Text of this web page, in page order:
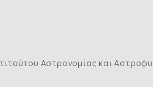
Aστρονομίας και